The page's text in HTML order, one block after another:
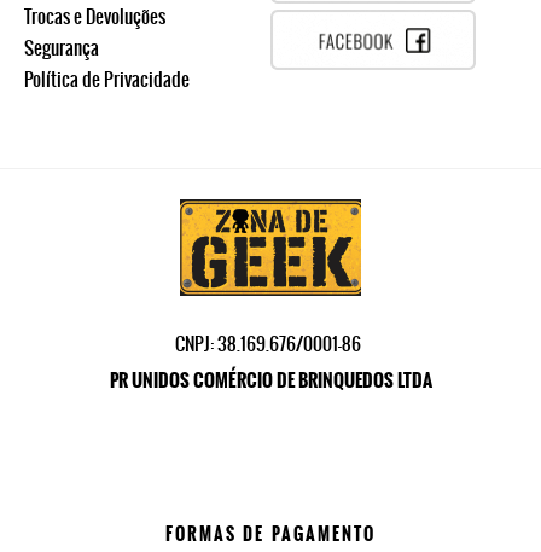
Trocas e Devoluções
Segurança
Política de Privacidade
CNPJ: 38.169.676/0001-86
PR UNIDOS COMÉRCIO DE BRINQUEDOS LTDA
FORMAS DE PAGAMENTO